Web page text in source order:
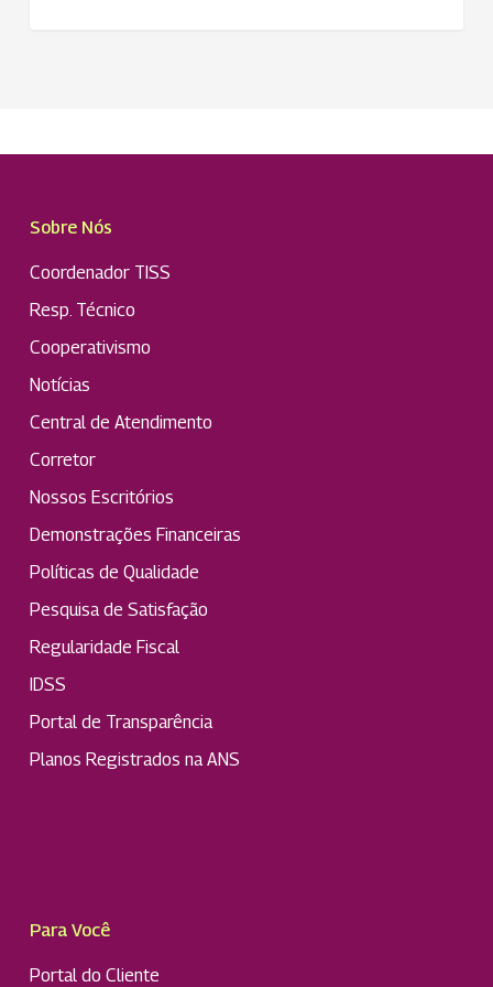
Sobre Nós
Coordenador TISS
Resp. Técnico
Cooperativismo
Notícias
Central de Atendimento
Corretor
Nossos Escritórios
Demonstrações Financeiras
Políticas de Qualidade
Pesquisa de Satisfação
Regularidade Fiscal
IDSS
Portal de Transparência
Planos Registrados na ANS
Para Você
Portal do Cliente